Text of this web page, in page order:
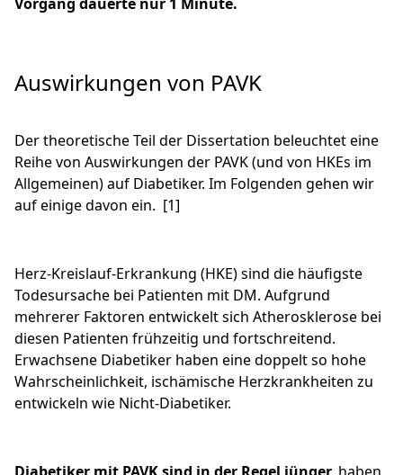
Auswirkungen von PAVK
Der theoretische Teil der Dissertation beleuchtet eine
Reihe von Auswirkungen der PAVK (und von HKEs im
Allgemeinen) auf Diabetiker. Im Folgenden gehen wir
auf einige davon ein. [1]
Herz-Kreislauf-Erkrankung (HKE) sind die häufigste
Todesursache bei Patienten mit DM. Aufgrund
mehrerer Faktoren entwickelt sich Atherosklerose bei
diesen Patienten frühzeitig und fortschreitend.
Erwachsene Diabetiker haben eine doppelt so hohe
Wahrscheinlichkeit, ischämische Herzkrankheiten zu
entwickeln wie Nicht-Diabetiker.